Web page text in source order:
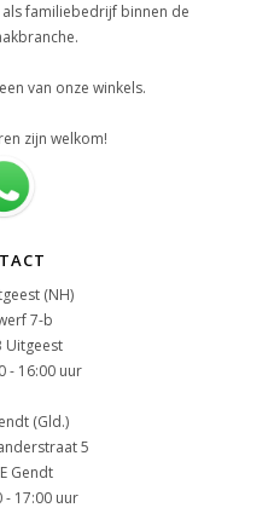
familiebedrijf binnen de
van onze winkels.
zijn welkom!
(NH)
7-b
Uitgeest
- 16:00 uur
(Gld.)
5
Gendt
- 17:00 uur